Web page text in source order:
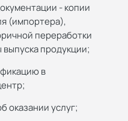
- копии
(импортера),
переработки
продукции;
в
оказании услуг;